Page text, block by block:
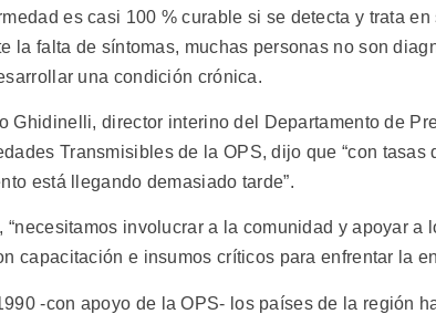
es casi 100 % curable si se detecta y trata
la falta de síntomas, muchas personas no son
una condición crónica.
Ghidinelli, director interino del Departamento de
Transmisibles de la OPS, dijo que “con
está llegando demasiado tarde”.
“necesitamos involucrar a la comunidad y apoyar
capacitación e insumos críticos para enfrentar la
-con apoyo de la OPS- los países de la región